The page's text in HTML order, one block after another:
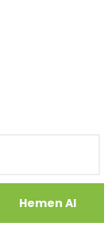
Hemen Al